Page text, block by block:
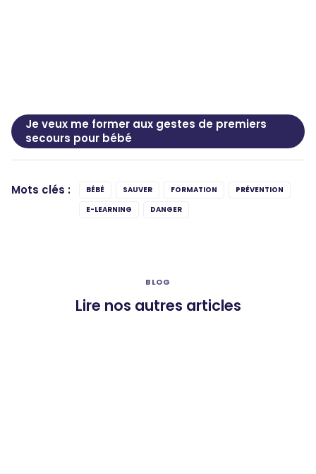
Je veux me former aux gestes de premiers
secours pour bébé
Mots clés : BÉBÉ SAUVER FORMATION
PRÉVENTION
E-LEARNING
DANGER
BLOG
Lire nos autres articles